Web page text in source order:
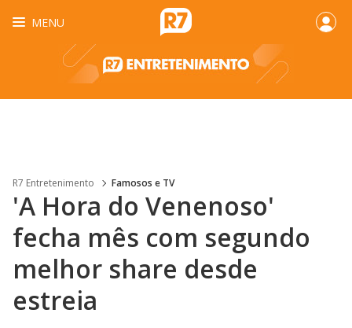
MENU
R7 Entretenimento Famosos e TV
'A Hora do Venenoso'
fecha mês com segundo
melhor share desde
estreia